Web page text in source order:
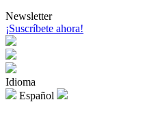
Newsletter
¡Suscríbete ahora!
Idioma
Español